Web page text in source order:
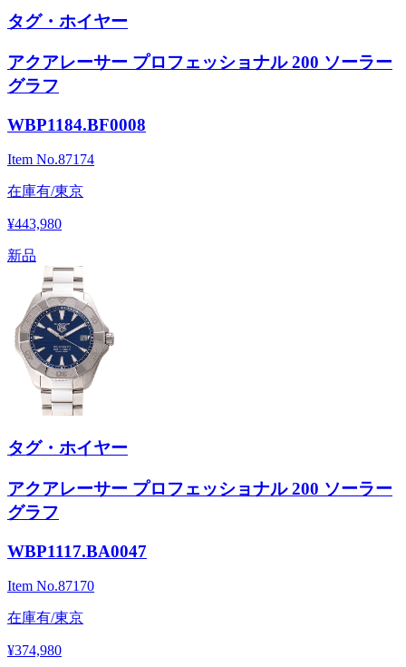
タグ・ホイヤー
アクアレーサー プロフェッショナル 200 ソーラー
グラフ
WBP1184.BF0008
Item No.87174
在庫有/東京
¥443,980
新品
タグ・ホイヤー
アクアレーサー プロフェッショナル 200 ソーラー
グラフ
WBP1117.BA0047
Item No.87170
在庫有/東京
¥374,980